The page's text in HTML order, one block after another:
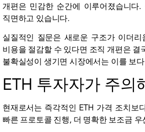
개편은 민감한 순간에 이루어졌습니
직면하고 있습니다.
실질적인 질문은 새로운 구조가 이더
비용을 절감할 수 있다면 조직 개편은
불확실성이 생기면 시장에서는 이를 보
ETH 투자자가 주의
현재로서는 즉각적인 ETH 가격 조치보
빠른 프로토콜 진행, 더 명확한 보조금